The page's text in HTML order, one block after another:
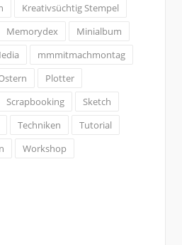
Kreativsüchtig Stempel
Memorydex
Minialbum
mmmitmachmontag
Plotter
Scrapbooking
Sketch
Techniken
Tutorial
Workshop